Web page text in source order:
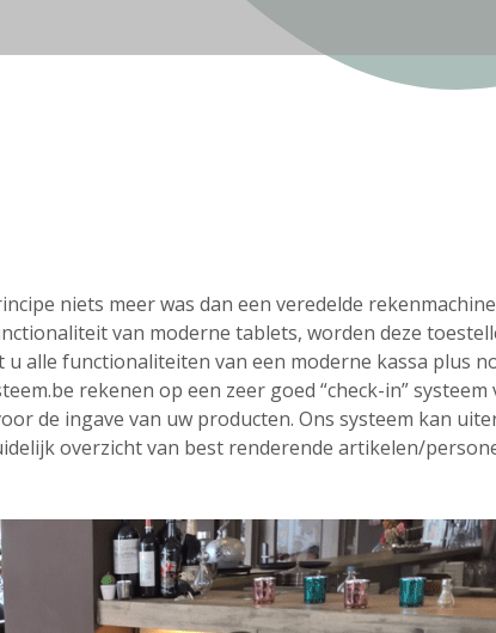
niets meer was dan een veredelde
van moderne tablets, worden deze
alle functionaliteiten van een moderne kassa plus
rekenen op een zeer goed “check-in”
de ingave van uw producten. Ons systeem kan
overzicht van best renderende artikelen/